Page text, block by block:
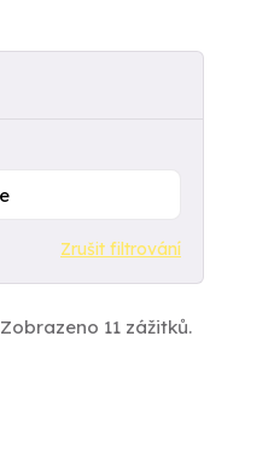
Zrušit filtrování
Zobrazeno 11 zážitků.